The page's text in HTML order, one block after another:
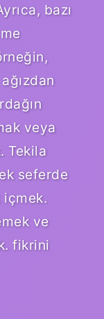
bazı
veya
Tekila
seferde
ve
fikrini